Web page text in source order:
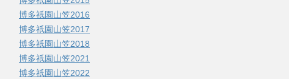
博多祇園山笠2016
博多祇園山笠2017
博多祇園山笠2018
博多祇園山笠2021
博多祇園山笠2022